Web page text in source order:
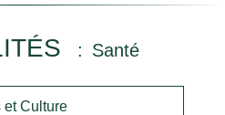
Santé
et Culture